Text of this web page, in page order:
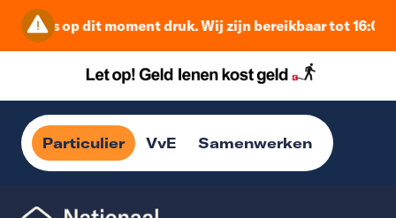
Het is op dit moment druk. Wij zijn bereikbaar tot 16:00
Particulier VvE Samenwerken